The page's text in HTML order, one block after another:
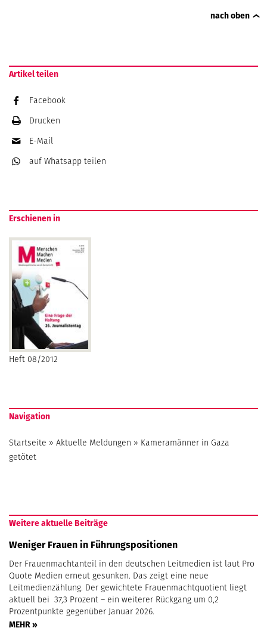
nach oben
Artikel teilen
Facebook
Drucken
E-Mail
auf Whatsapp teilen
Erschienen in
Heft 08/2012
Navigation
Startseite » Aktuelle Meldungen » Kameramänner in Gaza
getötet
Weitere aktuelle Beiträge
Weniger Frauen in Führungspositionen
Der Frauenmachtanteil in den deutschen Leitmedien ist laut Pro
Quote Medien erneut gesunken. Das zeigt eine neue
Leitmedienzählung. Der gewichtete Frauenmachtquotient liegt
aktuell bei 37,3 Prozent – ein weiterer Rückgang um 0,2
Prozentpunkte gegenüber Januar 2026.
MEHR »